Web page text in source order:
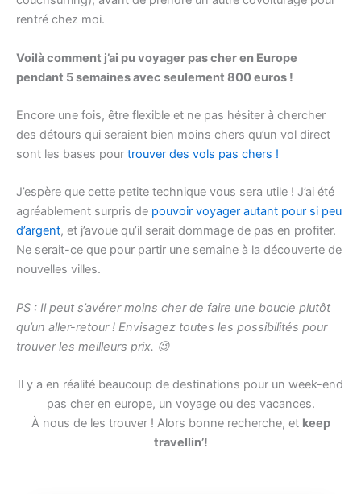
rentré chez moi.
Voilà comment j’ai pu voyager pas cher en Europe
pendant 5 semaines avec seulement 800 euros !
Encore une fois, être flexible et ne pas hésiter à chercher
des détours qui seraient bien moins chers qu’un vol direct
sont les bases pour trouver des vols pas chers !
J’espère que cette petite technique vous sera utile ! J’ai été
agréablement surpris de pouvoir voyager autant pour si peu
d’argent, et j’avoue qu’il serait dommage de pas en profiter.
Ne serait-ce que pour partir une semaine à la découverte de
nouvelles villes.
PS : Il peut s’avérer moins cher de faire une boucle plutôt
qu’un aller-retour ! Envisagez toutes les possibilités pour
trouver les meilleurs prix. 😉
Il y a en réalité beaucoup de destinations pour un week-end
pas cher en europe, un voyage ou des vacances.
À nous de les trouver ! Alors bonne recherche, et keep
travellin’!